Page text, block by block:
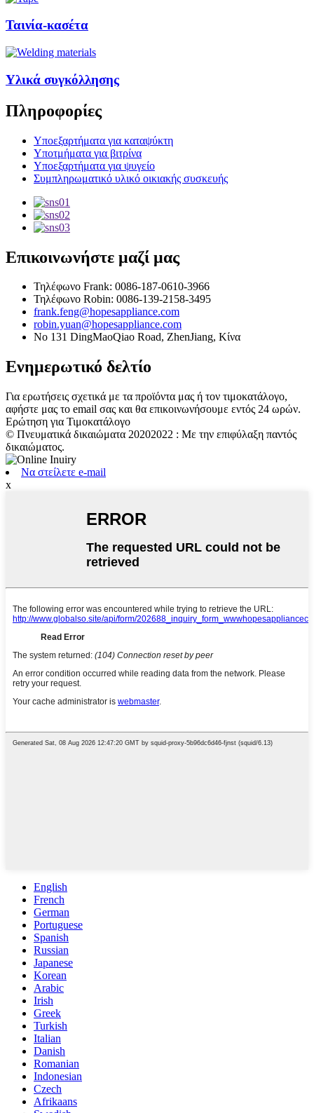
Ταινία-κασέτα
Υλικά συγκόλλησης
Πληροφορίες
Υποεξαρτήματα για καταψύκτη
Υποτμήματα για βιτρίνα
Υποεξαρτήματα για ψυγείο
Συμπληρωματικό υλικό οικιακής συσκευής
Επικοινωνήστε μαζί μας
Τηλέφωνο Frank: 0086-187-0610-3966
Τηλέφωνο Robin: 0086-139-2158-3495
frank.feng@hopesappliance.com
robin.yuan@hopesappliance.com
No 131 DingMaoQiao Road, ZhenJiang, Κίνα
Ενημερωτικό δελτίο
Για ερωτήσεις σχετικά με τα προϊόντα μας ή τον τιμοκατάλογο,
αφήστε μας το email σας και θα επικοινωνήσουμε εντός 24 ωρών.
Ερώτηση για Τιμοκατάλογο
© Πνευματικά δικαιώματα 20202022 : Με την επιφύλαξη παντός
δικαιώματος.
Να στείλετε e-mail
x
English
French
German
Portuguese
Spanish
Russian
Japanese
Korean
Arabic
Irish
Greek
Turkish
Italian
Danish
Romanian
Indonesian
Czech
Afrikaans